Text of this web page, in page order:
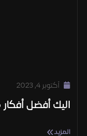
أكتوبر 4, 2023
اليك أفضل أفكار
المزيد